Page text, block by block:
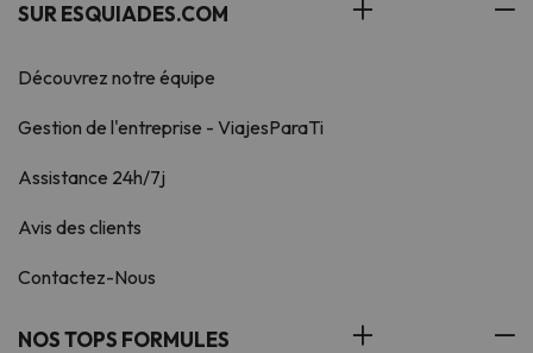
SUR ESQUIADES.COM
Découvrez notre équipe
Gestion de l'entreprise - ViajesParaTi
Assistance 24h/7j
Avis des clients
Contactez-Nous
NOS TOPS FORMULES